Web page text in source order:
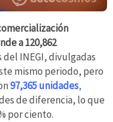
a 120,862
INEGI, divulgadas
mismo periodo, pero
97,365 unidades,
de diferencia, lo que
por ciento.